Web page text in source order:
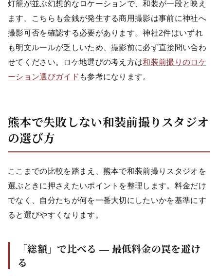
灯籠が並ぶ幻想的なロケーションで、和装が一段と映え
ます。こちらも金銭が発生する商用撮影は事前に神社へ
撮影可否を確認する必要があります。神社2件はいずれ
も明文ルールが乏しいため、撮影前に必ず直接問い合わ
せてください。ロケ地選びの考え方は和装前撮りのロケ
ーション選びガイド も参考になります。
熊本で失敗しない和装前撮りスタジオ
の選び方
ここまでの比較を踏まえ、熊本で和装前撮りスタジオを
選ぶときに押さえたいポイントを整理します。料金だけ
でなく、自分たちが何を一番大切にしたいかを基準にす
ると選びやすくなります。
「総額」で比べる ― 最低料金の罠を避け
る